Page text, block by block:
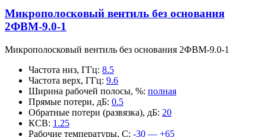
Микрополосковый вентиль без основания
2ФВМ-9.0-1
Микрополосковый вентиль без основания 2ФВМ-9.0-1
Частота низ, ГГц: 8.5
Частота верх, ГГц: 9.6
Ширина рабочей полосы, %: полная
Прямые потери, дБ: 0.5
Обратные потери (развязка), дБ: 20
КСВ: 1.25
Рабочие температуры, С: -30 — +65